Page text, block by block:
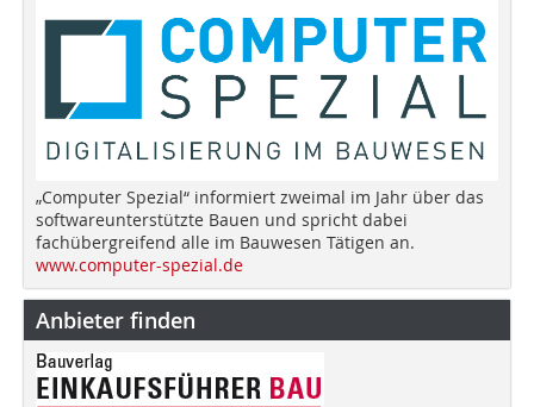
„Computer Spezial“ informiert zweimal im Jahr über das
softwareunterstützte Bauen und spricht dabei
fachübergreifend alle im Bauwesen Tätigen an.
www.computer-spezial.de
Anbieter finden